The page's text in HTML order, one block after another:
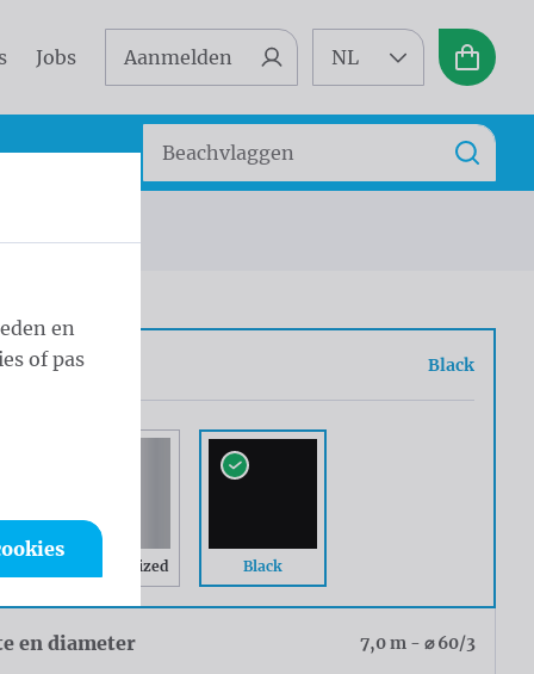
Jobs Aanmelden NL
Zoeken
Zoek
Black
Gray Anodized Black
en diameter 7,0 m - ⌀ 60/3
en
of pas